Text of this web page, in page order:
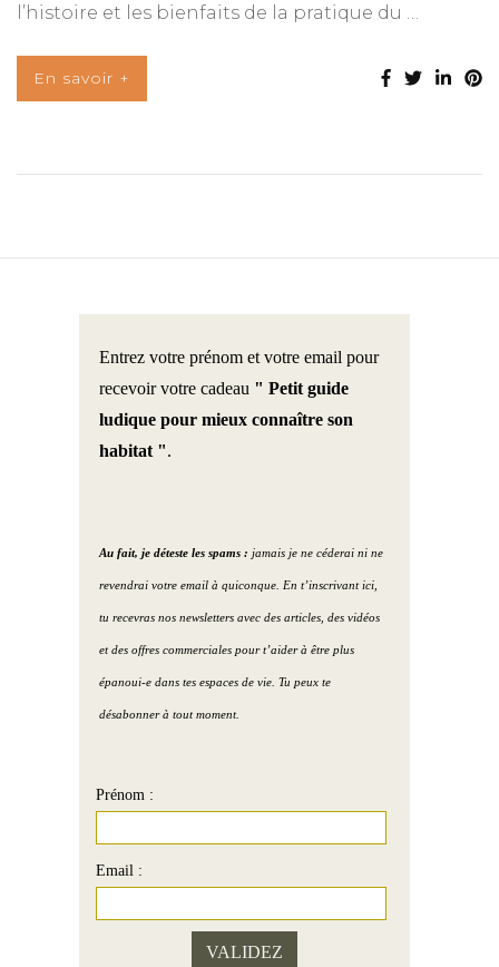
l’histoire et les bienfaits de la pratique du …
En savoir +
Entrez votre prénom et votre email pour
recevoir votre cadeau " Petit guide
ludique pour mieux connaître son
habitat ".
Au fait, je déteste les spams : jamais je ne céderai ni ne
revendrai votre email à quiconque. En t’inscrivant ici,
tu recevras nos newsletters avec des articles, des vidéos
et des offres commerciales pour t’aider à être plus
épanoui-e dans tes espaces de vie. Tu peux te
désabonner à tout moment.
Prénom :
Email :